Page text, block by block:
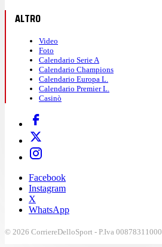
ALTRO
Video
Foto
Calendario Serie A
Calendario Champions
Calendario Europa L.
Calendario Premier L.
Casinò
Facebook
Instagram
X
WhatsApp
© 2026 CorriereDelloSport - P.Iva 00878311000